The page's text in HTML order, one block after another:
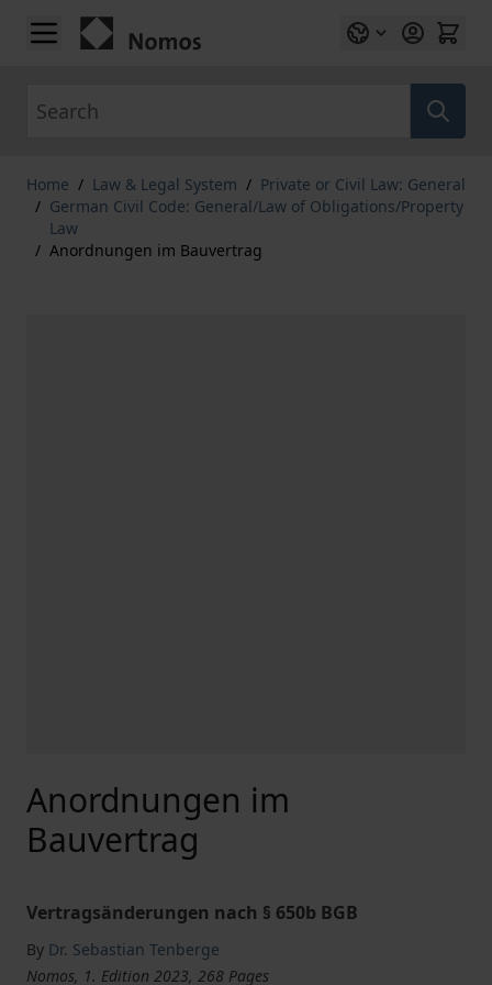
Skip to Content
Home / Law & Legal System / Private or Civil Law: General
/ German Civil Code: General/Law of Obligations/Property
Law
/ Anordnungen im Bauvertrag
Anordnungen im
Bauvertrag
Vertragsänderungen nach § 650b BGB
By Dr. Sebastian Tenberge
Nomos, 1. Edition 2023, 268 Pages